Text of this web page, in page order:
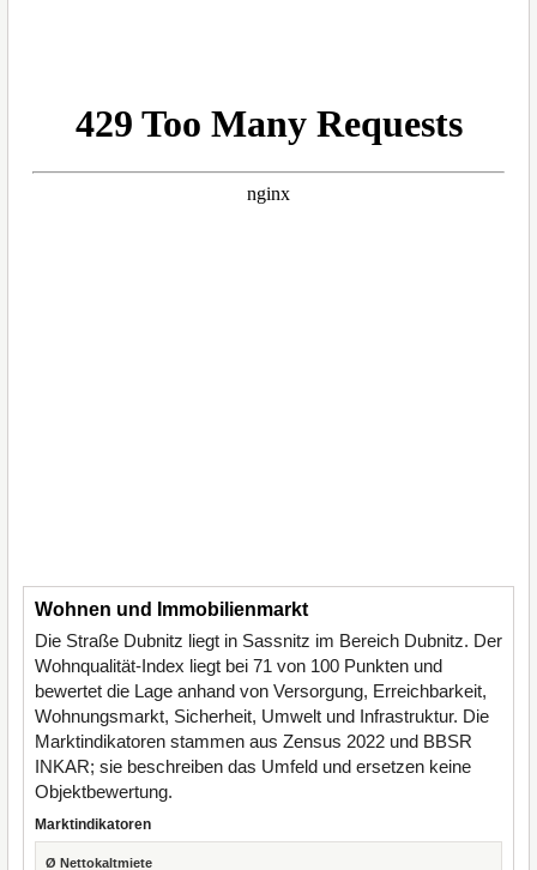
Wohnen und Immobilienmarkt
Die Straße Dubnitz liegt in Sassnitz im Bereich Dubnitz. Der
Wohnqualität-Index liegt bei 71 von 100 Punkten und
bewertet die Lage anhand von Versorgung, Erreichbarkeit,
Wohnungsmarkt, Sicherheit, Umwelt und Infrastruktur. Die
Marktindikatoren stammen aus Zensus 2022 und BBSR
INKAR; sie beschreiben das Umfeld und ersetzen keine
Objektbewertung.
Marktindikatoren
Ø Nettokaltmiete